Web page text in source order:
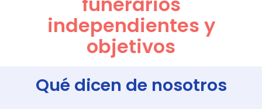
independientes y
objetivos
Qué dicen de nosotros